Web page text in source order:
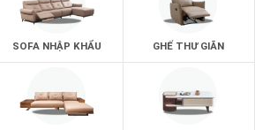
SOFA NHẬP KHẨU GHẾ THƯ GIÃN